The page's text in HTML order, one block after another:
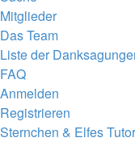
Mitglieder
Das Team
Liste der
FAQ
Anmelden
Registrieren
Sternchen & Elfes